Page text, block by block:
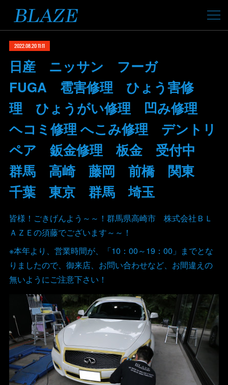
2022.08.20 11:11
日産 ニッサン フーガ
FUGA 雹害修理 ひょう害修
理 ひょうがい修理 凹み修理
ヘコミ修理 へこみ修理 デントリ
ペア 鈑金修理 板金 受付中
群馬 高崎 藤岡 前橋 関東
千葉 東京 群馬 埼玉
皆様！ごきげんよう～～！群馬県高崎市 株式会社ＢＬ
ＡＺＥの須藤でございます～～！
※本年より、営業時間が、「10：00～19：00」までとな
りましたので、御来店、お問い合わせなど、お間違えの
無いようにご注意下さい！